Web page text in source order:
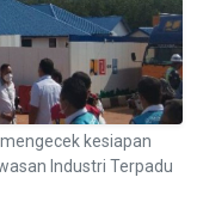
kesiapan
Industri Terpadu